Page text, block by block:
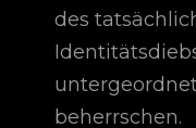
des
beherrschen.